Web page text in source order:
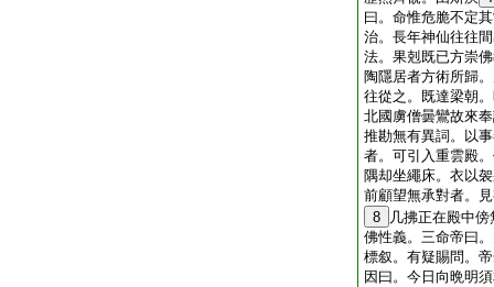
曰。命惟危脆不定
治。長年神仙往往
法。果剋既已方崇
陶隱居者方術所歸
往從之。既達梁朝
北國虜僧曇鸞故來
推勘無有異詞。以
者。可引入重雲殿
隅却坐繩床。衣以
前顧望無承對者。
8
几拂正在殿中
佛性義。三命帝曰
標叙。有疑賜問。
因曰。今日向晩明